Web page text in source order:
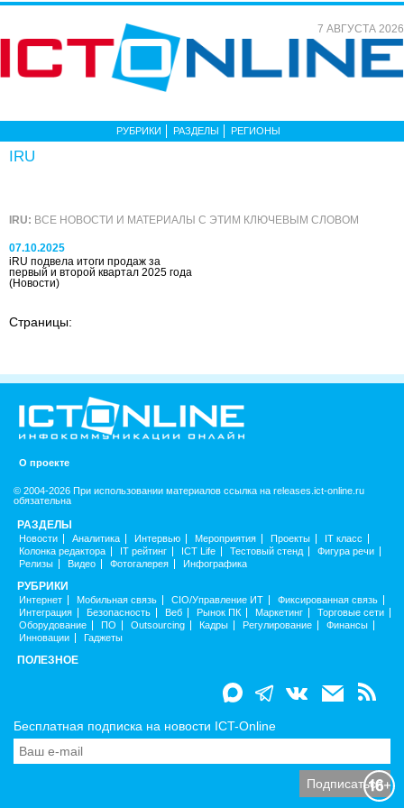
7 АВГУСТА 2026
РУБРИКИ РАЗДЕЛЫ РЕГИОНЫ
IRU
IRU: ВСЕ НОВОСТИ И МАТЕРИАЛЫ С ЭТИМ КЛЮЧЕВЫМ СЛОВОМ
07.10.2025
iRU подвела итоги продаж за
первый и второй квартал 2025 года
(Новости)
Страницы:
О проекте
© 2004-2026 При использовании материалов ссылка на releases.ict-online.ru
обязательна
РАЗДЕЛЫ
Новости Аналитика Интервью Мероприятия Проекты
IT класс
Колонка редактора
IT рейтинг ICT Life Тестовый стенд
Фигура речи
Релизы
Видео Фотогалерея Инфографика
РУБРИКИ
Интернет Мобильная связь CIO/Управление ИТ
Фиксированная связь
Интеграция
Безопасность Веб Рынок ПК Маркетинг
Торговые сети
Оборудование
ПО Outsourcing Кадры Регулирование
Финансы
Инновации
Гаджеты
ПОЛЕЗНОЕ
Бесплатная подписка на новости ICT-Online